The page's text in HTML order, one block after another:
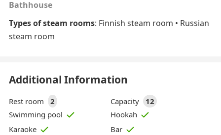
Bathhouse
Types of steam rooms: Finnish steam room • Russian
steam room
Additional Information
Rest room 2 Capacity
12
Swimming pool
Hookah
Karaoke
Bar